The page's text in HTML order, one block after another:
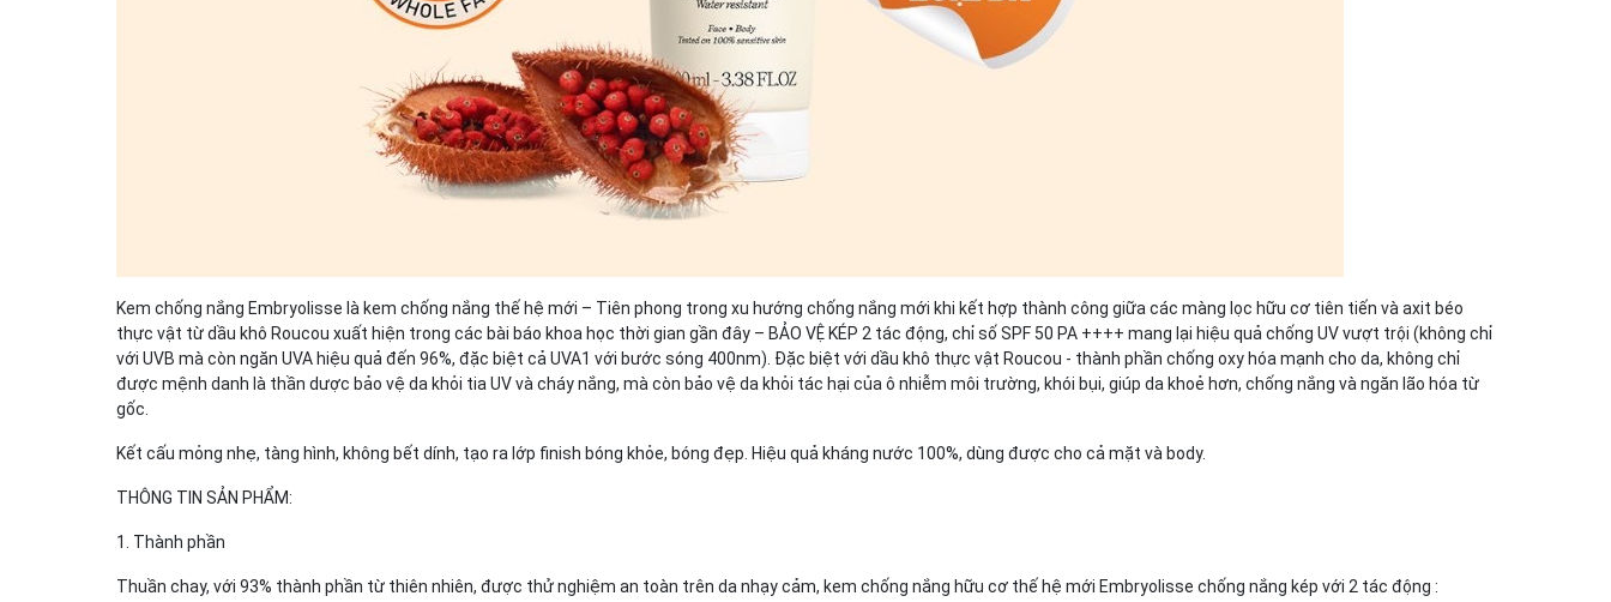
Kem chống nắng Embryolisse là kem chống nắng thế hệ mới – Tiên phong trong xu hướng chống nắng mới khi kết hợp thành công giữa các màng lọc hữu cơ tiên tiến và axit béo
thực vật từ dầu khô Roucou xuất hiện trong các bài báo khoa học thời gian gần đây – BẢO VỆ KÉP 2 tác động, chỉ số SPF 50 PA ++++ mang lại hiệu quả chống UV vượt trội (không chỉ
với UVB mà còn ngăn UVA hiệu quả đến 96%, đặc biệt cả UVA1 với bước sóng 400nm). Đặc biệt với dầu khô thực vật Roucou - thành phần chống oxy hóa mạnh cho da, không chỉ
được mệnh danh là thần dược bảo vệ da khỏi tia UV và cháy nắng, mà còn bảo vệ da khỏi tác hại của ô nhiễm môi trường, khói bụi, giúp da khoẻ hơn, chống nắng và ngăn lão hóa từ
gốc.
Kết cấu mỏng nhẹ, tàng hình, không bết dính, tạo ra lớp finish bóng khỏe, bóng đẹp. Hiệu quả kháng nước 100%, dùng được cho cả mặt và body.
THÔNG TIN SẢN PHẨM:
1. Thành phần
Thuần chay, với 93% thành phần từ thiên nhiên, được thử nghiệm an toàn trên da nhạy cảm, kem chống nắng hữu cơ thế hệ mới Embryolisse chống nắng kép với 2 tác động :